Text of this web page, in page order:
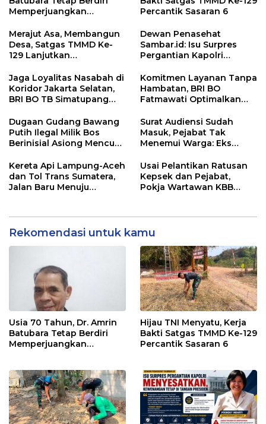
Memperjuangkan
Percantik Sasaran 6
Merajut Asa, Membangun
Desa, Satgas TMMD Ke-
129 Lanjutkan
Dewan Penasehat
Sambar.id: Isu Surpres
Pergantian Kapolri
Kewenangan Mutlak di
Tangan Presiden
Jaga Loyalitas Nasabah di
Koridor Jakarta Selatan,
BRI BO TB Simatupang
Komitmen Layanan Tanpa
Hambatan, BRI BO
Fatmawati Optimalkan
Setiap Lini
Dugaan Gudang Bawang
Putih Ilegal Milik Bos
Berinisial Asiong Mencuat,
Didesak Bertindak
Surat Audiensi Sudah
Masuk, Pejabat Tak
Menemui Warga: Eks
Pelayanan Dinas
Transmigrasi Luwu Timur
Kereta Api Lampung-Aceh
dan Tol Trans Sumatera,
Jalan Baru Menuju
Usai Pelantikan Ratusan
Kepsek dan Pejabat,
Pokja Wartawan KBB
Rekomendasi untuk kamu
Usia 70 Tahun, Dr. Amrin
Batubara Tetap Berdiri
Memperjuangkan
Hijau TNI Menyatu, Kerja
Bakti Satgas TMMD Ke-129
Percantik Sasaran 6